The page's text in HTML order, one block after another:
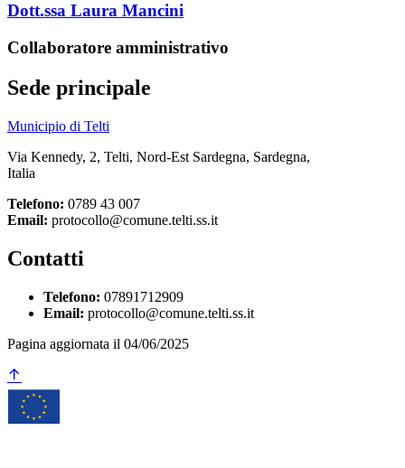
Dott.ssa Laura Mancini
Collaboratore amministrativo
Sede principale
Municipio di Telti
Via Kennedy, 2, Telti, Nord-Est Sardegna, Sardegna,
Italia
Telefono: 0789 43 007
Email: protocollo@comune.telti.ss.it
Contatti
Telefono: 07891712909
Email: protocollo@comune.telti.ss.it
Pagina aggiornata il 04/06/2025